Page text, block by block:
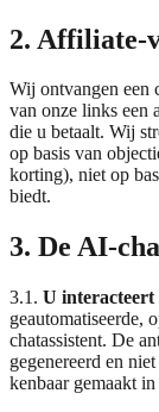
2. Affiliate-
Wij ontvangen een
van onze links een
die u betaalt. Wij
op basis van
korting), niet op
biedt.
3. De AI-
3.1. U interacteert
geautomatiseerde,
chatassistent. De
gegenereerd en
kenbaar gemaakt